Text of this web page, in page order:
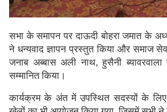
सभा के समापन पर दाऊदी बोहरा जमात के
ने धन्यवाद ज्ञापन प्रस्तुत किया और समाज
जनाब अब्बास अली नाथ, हुसैनी
सम्मानित किया।
कार्यक्रम के अंत में उपस्थित सदस्यों के